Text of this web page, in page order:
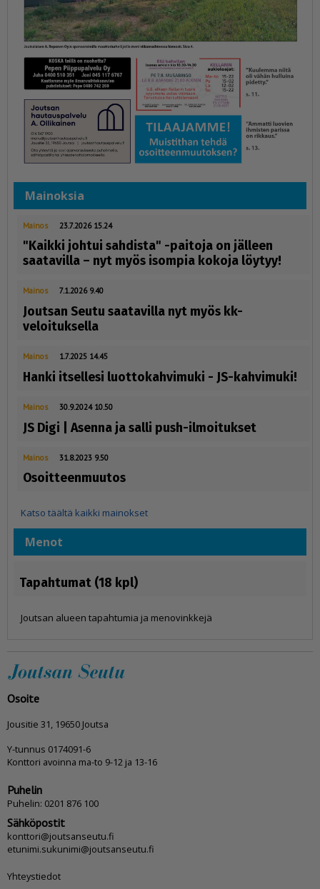
Mainoksia
Mainos 23.7.2026 15.24
"Kaikki johtui sahdista" -paitoja on jälleen
saatavilla – nyt myös isompia kokoja löytyy!
Mainos 7.1.2026 9.40
Joutsan Seutu saatavilla nyt myös kk-
veloituksella
Mainos 1.7.2025 14.45
Hanki itsellesi luottokahvimuki - JS-kahvimuki!
Mainos 30.9.2024 10.50
JS Digi | Asenna ja salli push-ilmoitukset
Mainos 31.8.2023 9.50
Osoitteenmuutos
Katso täältä kaikki mainokset
Menot
Tapahtumat (18 kpl)
Joutsan alueen tapahtumia ja menovinkkejä
Osoite
Jousitie 31, 19650 Joutsa
Y-tunnus 0174091-6
Konttori avoinna ma-to 9-12 ja 13-16
Puhelin
Puhelin: 0201 876 100
Sähköpostit
konttori@joutsanseutu.fi
etunimi.sukunimi@joutsanseutu.fi
Yhteystiedot